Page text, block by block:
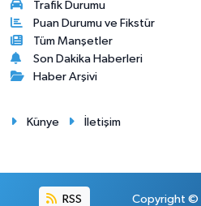
Trafik Durumu
Puan Durumu ve Fikstür
Tüm Manşetler
Son Dakika Haberleri
Haber Arşivi
Künye İletişim
RSS Copyright ©